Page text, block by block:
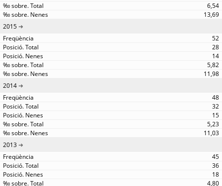
6,54
13,69
2015
52
28
14
5,82
11,98
2014
48
32
15
5,23
11,03
2013
45
36
18
4,80